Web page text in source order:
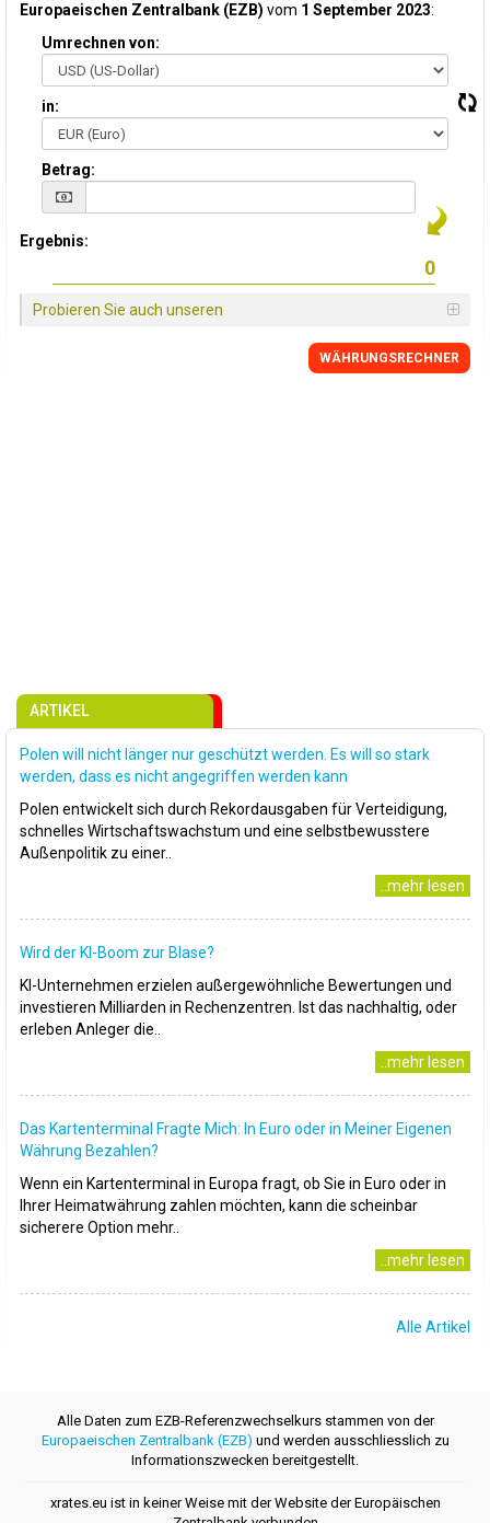
Europaeischen Zentralbank (EZB) vom 1 September 2023:
Umrechnen von:
in:
Betrag:
Ergebnis:
Probieren Sie auch unseren
WÄHRUNGSRECHNER
ARTIKEL
Polen will nicht länger nur geschützt werden. Es will so stark
werden, dass es nicht angegriffen werden kann
Polen entwickelt sich durch Rekordausgaben für Verteidigung,
schnelles Wirtschaftswachstum und eine selbstbewusstere
Außenpolitik zu einer..
..mehr lesen
Wird der KI-Boom zur Blase?
KI-Unternehmen erzielen außergewöhnliche Bewertungen und
investieren Milliarden in Rechenzentren. Ist das nachhaltig, oder
erleben Anleger die..
..mehr lesen
Das Kartenterminal Fragte Mich: In Euro oder in Meiner Eigenen
Währung Bezahlen?
Wenn ein Kartenterminal in Europa fragt, ob Sie in Euro oder in
Ihrer Heimatwährung zahlen möchten, kann die scheinbar
sicherere Option mehr..
..mehr lesen
Alle Artikel
Alle Daten zum EZB-Referenzwechselkurs stammen von der
Europaeischen Zentralbank (EZB) und werden ausschliesslich zu
Informationszwecken bereitgestellt.
xrates.eu ist in keiner Weise mit der Website der Europäischen